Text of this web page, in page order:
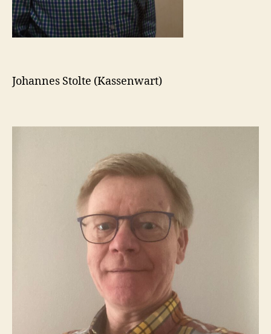
Johannes Stolte (Kassenwart)